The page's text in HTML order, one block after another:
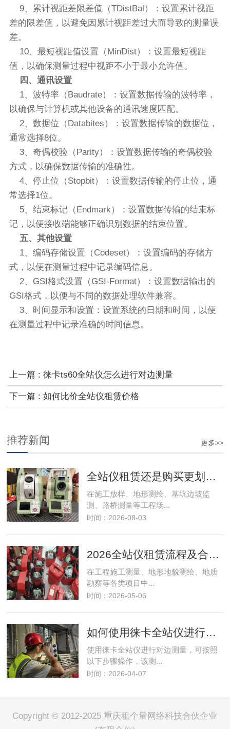
9、累计视距差限差值（TDistBal）：设置累计视距
差的限差值，以避免因累计视距差过大而导致的测量误
差。
10、最短视距值设置（MinDist）：设置最短视距
值，以确保测量过程中视距不小于最小允许值。
四、通讯设置
1、波特率（Baudrate）：设置数据传输的波特率，
以确保与计算机或其他设备的通讯速度匹配。
2、数据位（Databites）：设置数据传输的数据位，
通常选择8位。
3、奇偶校验（Parity）：设置数据传输的奇偶校验
方式，以确保数据传输的准确性。
4、停止位（Stopbit）：设置数据传输的停止位，通
常选择1位。
5、结束标记（Endmark）：设置数据传输的结束标
记，以便接收端能够正确识别数据的结束位置。
五、其他设置
1、编码存储设置（Codeset）：设置编码的存储方
式，以便在测量过程中记录编码信息。
2、GSI格式设置（GSI-Format）：设置数据输出的
GSI格式，以便与不同的数据处理软件兼容。
3、时间显示和设置：设置系统的日期和时间，以便
在测量过程中记录准确的时间信息。
上一篇 : 徕卡ts60全站仪怎么进行对边测量
下一篇 : 如何比价全站仪租赁价格
更多>>
推荐新闻
全站仪租赁​还是购买更划算？工程团队成本测算与决策指南
在施工放样、地形测绘、基坑边坡监
测、路桥测量等工程场...
时间：2026-08-03
2026全站仪租赁流程及合同注意事项完整版指南
在工程施工测量、地形地貌测绘、地质
勘察等各类项目中...
时间：2026-05-06
如何使用徕卡全站仪进行对边测量操作
使用徕卡全站仪进行对边测量，可按照
以下步骤操作，该测...
时间：2026-04-07
Copyright © 2012-2025 重庆租个量网络科技合伙企业